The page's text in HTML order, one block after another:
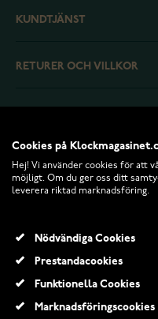
KUNDTJÄNST
RETURER OCH VILLKOR
© 2026
Cookies på
Hej! Vi använder cookies för att
möjligt. Om du ger oss ditt
leverera riktad marknadsföring.
Nödvändiga Cookies
Prestandacookies
Funktionella Cookies
Marknadsföringscookies